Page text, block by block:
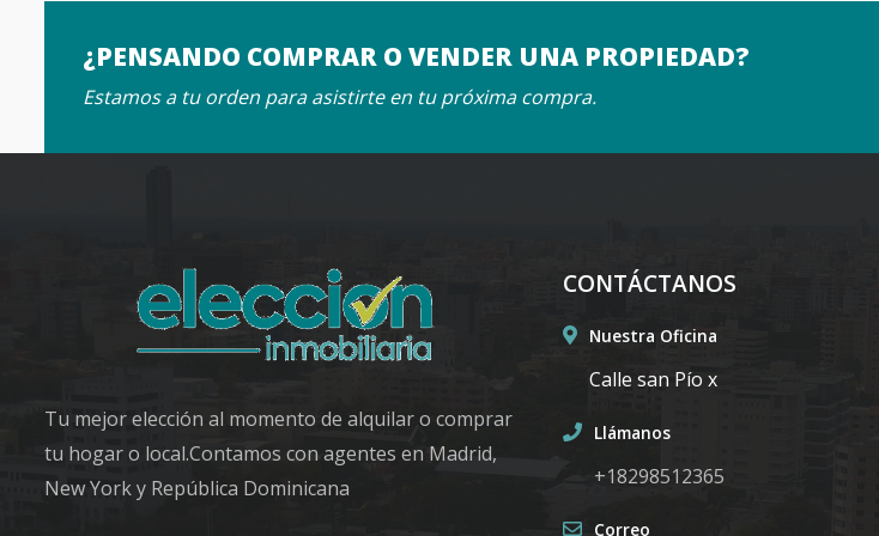
¿PENSANDO COMPRAR O VENDER UNA PROPIEDAD?
Estamos a tu orden para asistirte en tu próxima compra.
Tu mejor elección al momento de alquilar o comprar
tu hogar o local.Contamos con agentes en Madrid,
New York y República Dominicana
CONTÁCTANOS
Nuestra Oficina
Calle san Pío x
Llámanos
+18298512365
Correo